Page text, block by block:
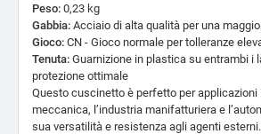
Peso: 0,23 kg
Gabbia: Acciaio di alta qualità per una
Gioco: CN - Gioco normale per tolleranze
Tenuta: Guarnizione in plastica su entrambi i
protezione ottimale
Questo cuscinetto è perfetto per
meccanica, l’industria manifatturiera e
sua versatilità e resistenza agli agenti